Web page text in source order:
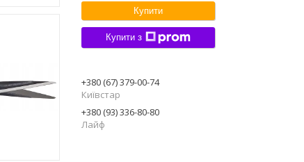
Купити
Купити з
+380 (67) 379-00-74
Київстар
+380 (93) 336-80-80
Лайф